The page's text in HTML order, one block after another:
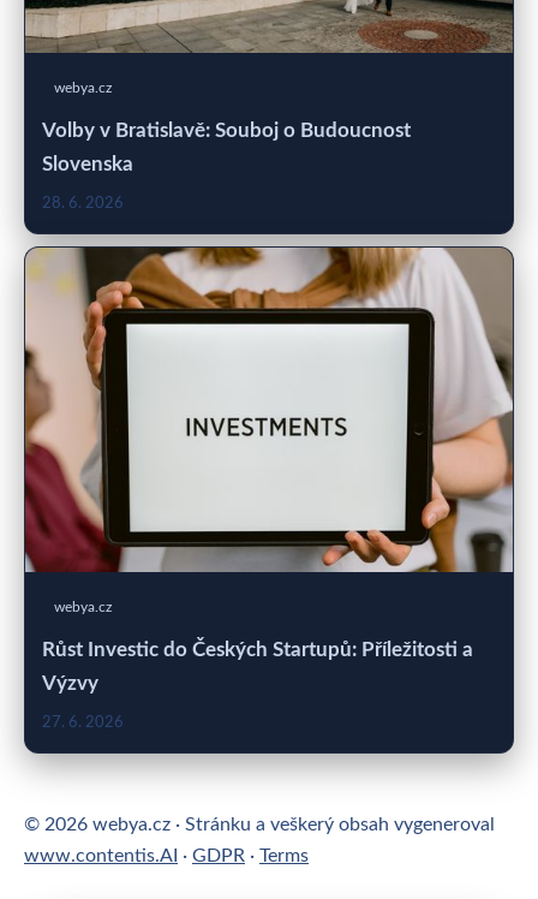
webya.cz
Volby v Bratislavě: Souboj o Budoucnost
Slovenska
28. 6. 2026
webya.cz
Růst Investic do Českých Startupů: Příležitosti a
Výzvy
27. 6. 2026
© 2026 webya.cz · Stránku a veškerý obsah vygeneroval
www.contentis.AI · GDPR · Terms